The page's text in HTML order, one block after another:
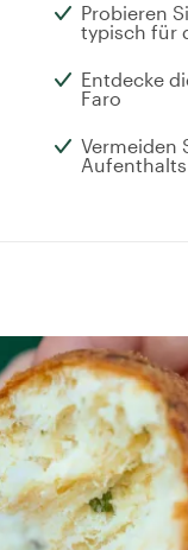
Probieren
typisch für
Entdecke
Faro
Vermeiden